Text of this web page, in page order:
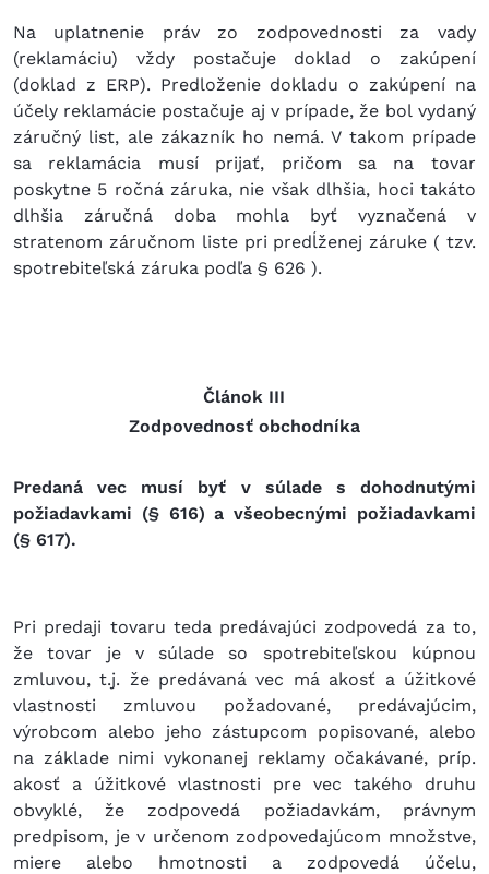
Na uplatnenie práv zo zodpovednosti za vady
(reklamáciu) vždy postačuje doklad o zakúpení
(doklad z ERP). Predloženie dokladu o zakúpení na
účely reklamácie postačuje aj v prípade, že bol vydaný
záručný list, ale zákazník ho nemá. V takom prípade
sa reklamácia musí prijať, pričom sa na tovar
poskytne 5 ročná záruka, nie však dlhšia, hoci takáto
dlhšia záručná doba mohla byť vyznačená v
stratenom záručnom liste pri predĺženej záruke ( tzv.
spotrebiteľská záruka podľa § 626 ).
Článok III
Zodpovednosť obchodníka
Predaná vec musí byť v súlade s dohodnutými
požiadavkami (§ 616) a všeobecnými požiadavkami
(§ 617).
Pri predaji tovaru teda predávajúci zodpovedá za to,
že tovar je v súlade so spotrebiteľskou kúpnou
zmluvou, t.j. že predávaná vec má akosť a úžitkové
vlastnosti zmluvou požadované, predávajúcim,
výrobcom alebo jeho zástupcom popisované, alebo
na základe nimi vykonanej reklamy očakávané, príp.
akosť a úžitkové vlastnosti pre vec takého druhu
obvyklé, že zodpovedá požiadavkám, právnym
predpisom, je v určenom zodpovedajúcom množstve,
miere alebo hmotnosti a zodpovedá účelu,